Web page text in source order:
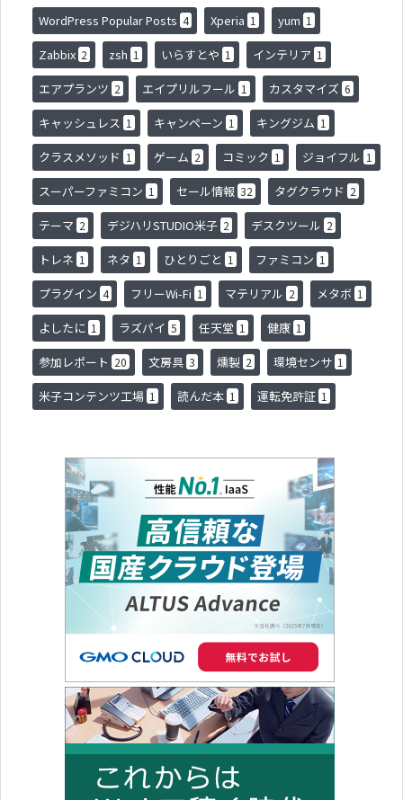
WordPress Popular Posts 4 Xperia 1 yum 1
Zabbix 2 zsh 1 いらすとや 1 インテリア 1
エアプランツ 2 エイプリルフール 1 カスタマイズ 6
キャッシュレス 1 キャンペーン 1 キングジム 1
クラスメソッド 1 ゲーム 2 コミック 1 ジョイフル 1
スーパーファミコン 1 セール情報 32 タグクラウド 2
テーマ 2 デジハリSTUDIO米子 2 デスクツール 2
トレネ 1 ネタ 1 ひとりごと 1 ファミコン 1
プラグイン 4 フリーWi-Fi 1 マテリアル 2 メタボ 1
よしたに 1 ラズパイ 5 任天堂 1 健康 1
参加レポート 20 文房具 3 燻製 2 環境センサ 1
米子コンテンツ工場 1 読んだ本 1 運転免許証 1